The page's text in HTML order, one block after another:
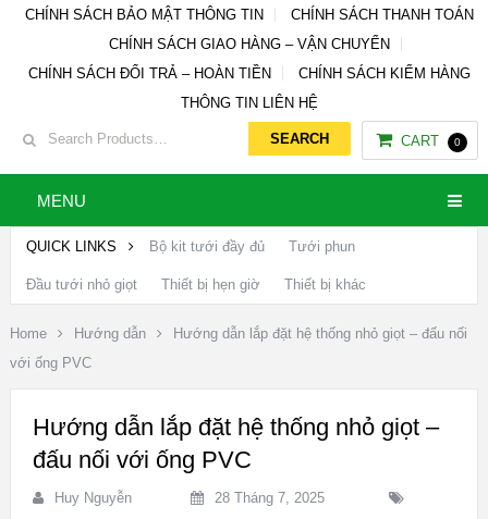
CHÍNH SÁCH BẢO MẬT THÔNG TIN
CHÍNH SÁCH THANH TOÁN
CHÍNH SÁCH GIAO HÀNG – VẬN CHUYỂN
CHÍNH SÁCH ĐỔI TRẢ – HOÀN TIỀN
CHÍNH SÁCH KIỂM HÀNG
THÔNG TIN LIÊN HỆ
CART 0
MENU
QUICK LINKS Bộ kit tưới đầy đủ Tưới phun
Đầu tưới nhỏ giọt Thiết bị hẹn giờ Thiết bị khác
Home Hướng dẫn
Hướng dẫn lắp đặt hệ thống nhỏ giọt – đấu nối
với ống PVC
Hướng dẫn lắp đặt hệ thống nhỏ giọt –
đấu nối với ống PVC
Huy Nguyễn
28 Tháng 7, 2025